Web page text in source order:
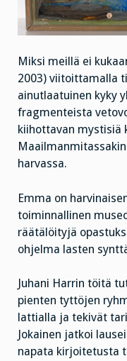
Miksi meillä ei
2003) viitoittamalla
ainutlaatuinen kyky
fragmenteista
kiihottavan mystisiä
harvassa.
Emma on
toiminnallinen
räätälöityjä
ohjelma lasten
Juhani Harrin töitä
pienten tyttöjen
lattialla ja tekivät
Jokainen jatkoi
napata kirjoitetusta